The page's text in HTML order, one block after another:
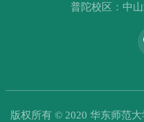
普陀校区：中
版权所有 © 2020 华东师范